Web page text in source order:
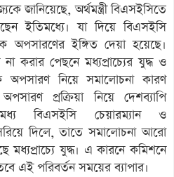
জানিয়েছে, অর্থমন্ত্রী বিএসইসিতে
ইতিমধ্যে। যা দিয়ে বিএসইসি
অপসারণের ইঙ্গিত দেয়া হয়েছে।
করার পেছনে মধ্যপ্রাচ্যের যুদ্ধ ও
অপসারণ নিয়ে সমালোচনা কারণ
প্রক্রিয়া নিয়ে দেশব্যাপি
বিএসইসি চেয়ারম্যান ও
দিলে, তাতে সমালোচনা আরো
মধ্যপ্রাচ্যে যুদ্ধ। এ কারনে কমিশনে
এই পরিবর্তন সময়ের ব্যাপার।